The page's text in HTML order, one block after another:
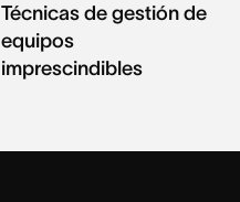
Técnicas de gestión de
equipos
imprescindibles